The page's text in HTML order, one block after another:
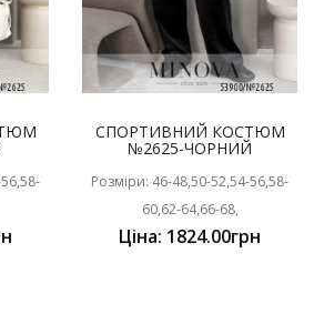
СПОРТИВНИЙ КОСТЮМ
№2625-ЧОРНИЙ
Розміри: 46-48,50-52,54-56,58-
60,62-64,66-68,
Ціна: 1824.00грн